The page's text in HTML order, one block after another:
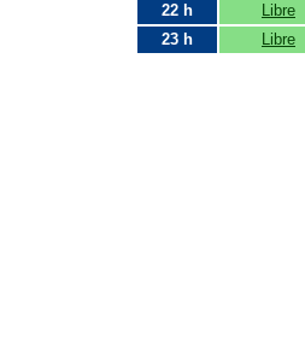
22 h
Libre
23 h
Libre